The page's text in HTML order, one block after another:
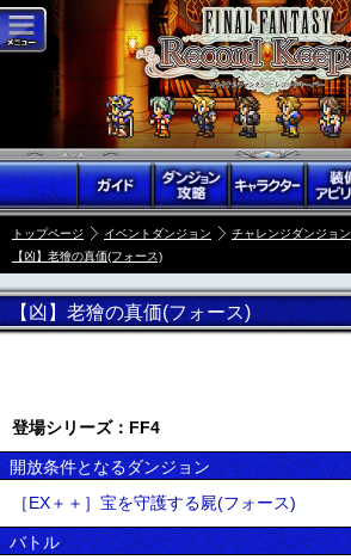
トップページ イベントダンジョン チャレンジダンジョン
【凶】老獪の真価(フォース)
【凶】老獪の真価(フォース)
登場シリーズ：FF4
開放条件となるダンジョン
［EX＋＋］宝を守護する屍(フォース)
バトル